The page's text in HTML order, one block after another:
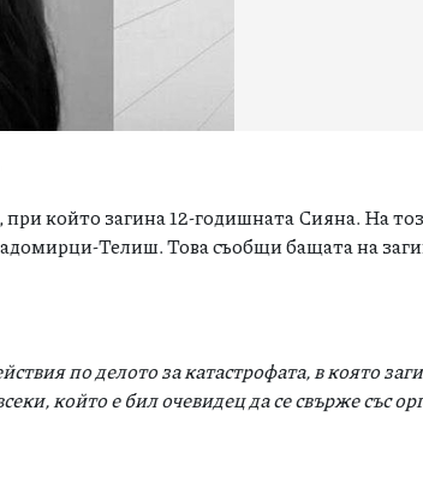
който загина 12-годишната Сияна. На
Телиш. Toва съобщи бащата на
по делото за катастрофата, в която
който е бил очевидец да се свърже със